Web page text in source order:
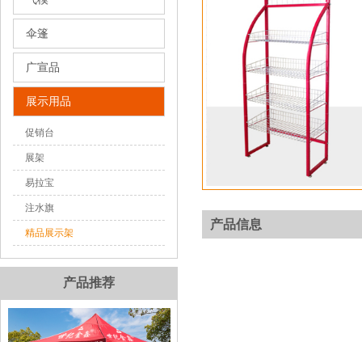
伞篷
广宣品
展示用品
促销台
展架
易拉宝
注水旗
精品展示架
产品推荐
产品信息